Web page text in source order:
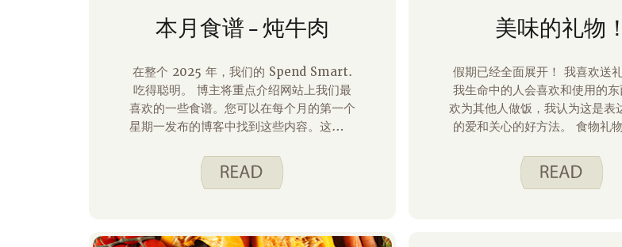
本月食谱 – 炖牛肉
在整个 2025 年，我们的 Spend Smart.
吃得聪明。 博主将重点介绍网站上我们最
喜欢的一些食谱。您可以在每个月的第一个
星期一发布的博客中找到这些内容。这是一
时间没有成为焦点的旧食谱的机会。我先
走，我选择了我们的 炖牛肉食谱。它浓郁
情。
美味的礼物！
假期已经全面展开！ 我喜欢送
我生命中的人会喜欢和使用的
欢为其他人做饭，我认为这是表
的爱和关心的好方法。 食物礼
式。 这里有一些我喜欢的